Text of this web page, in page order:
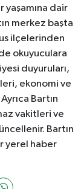
dair
merkez başta
ilçelerinden
okuyuculara
duyuruları,
ekonomi ve
Bartın
vakitleri ve
Bartın
yerel haber